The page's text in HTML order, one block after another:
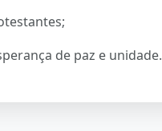
de paz e unidade.